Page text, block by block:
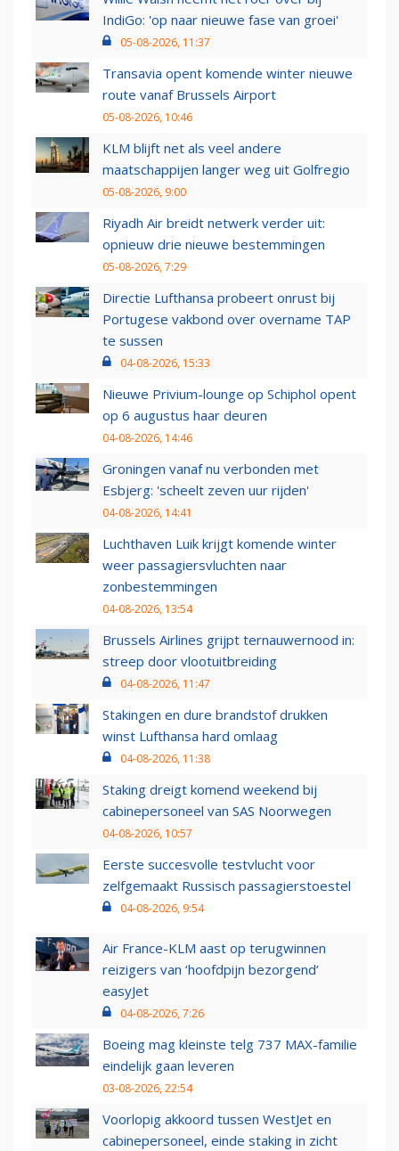
IndiGo: 'op naar nieuwe fase van groei'
05-08-2026, 11:37
Transavia opent komende winter nieuwe
route vanaf Brussels Airport
05-08-2026, 10:46
KLM blijft net als veel andere
maatschappijen langer weg uit Golfregio
05-08-2026, 9:00
Riyadh Air breidt netwerk verder uit:
opnieuw drie nieuwe bestemmingen
05-08-2026, 7:29
Directie Lufthansa probeert onrust bij
Portugese vakbond over overname TAP
te sussen
04-08-2026, 15:33
Nieuwe Privium-lounge op Schiphol opent
op 6 augustus haar deuren
04-08-2026, 14:46
Groningen vanaf nu verbonden met
Esbjerg: 'scheelt zeven uur rijden'
04-08-2026, 14:41
Luchthaven Luik krijgt komende winter
weer passagiersvluchten naar
zonbestemmingen
04-08-2026, 13:54
Brussels Airlines grijpt ternauwernood in:
streep door vlootuitbreiding
04-08-2026, 11:47
Stakingen en dure brandstof drukken
winst Lufthansa hard omlaag
04-08-2026, 11:38
Staking dreigt komend weekend bij
cabinepersoneel van SAS Noorwegen
04-08-2026, 10:57
Eerste succesvolle testvlucht voor
zelfgemaakt Russisch passagierstoestel
04-08-2026, 9:54
Air France-KLM aast op terugwinnen
reizigers van ‘hoofdpijn bezorgend’
easyJet
04-08-2026, 7:26
Boeing mag kleinste telg 737 MAX-familie
eindelijk gaan leveren
03-08-2026, 22:54
Voorlopig akkoord tussen WestJet en
cabinepersoneel, einde staking in zicht